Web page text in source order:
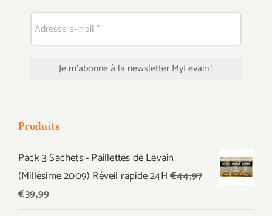
Produits
Pack 3 Sachets - Paillettes de Levain
(Millésime 2009) Réveil rapide 24H€44,97
Le
€39,99Le